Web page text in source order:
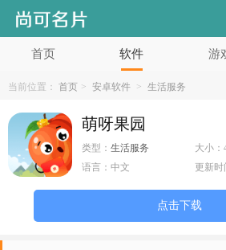
首页 软件 游
当前位置： 首页 > 安卓软件 > 生活服务
萌呀果园
类型： 生活服务 大小：
语言： 中文 更新时
点击下载